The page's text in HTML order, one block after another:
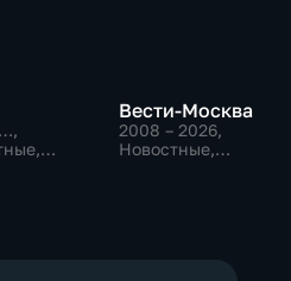
,
Вести-Москва
2008 – 2026,
Новостные,